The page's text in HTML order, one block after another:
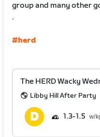
group and many other
.
#herd
The HERD Wacky
Libby Hill After Party
1.3 1.5